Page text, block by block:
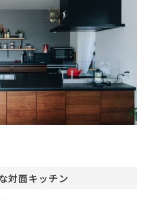
対面キッチン